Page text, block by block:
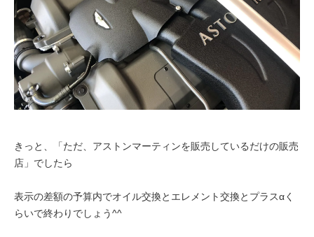
きっと、「ただ、アストンマーティンを販売しているだけの販売
店」でしたら
表示の差額の予算内でオイル交換とエレメント交換とプラスαく
らいで終わりでしょう^^